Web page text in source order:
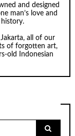
and designed
man’s love and
all of our
of forgotten art,
old Indonesian